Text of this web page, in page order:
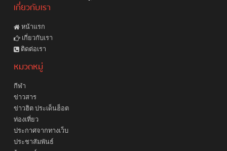
เกี่ยวกับเรา
หน้าแรก
เกี่ยวกับเรา
ติดต่อเรา
หมวดหมู่
กีฬา
ข่าวสาร
ข่าวฮิต ประเด็นฮ็อต
ท่องเที่ยว
ประกาศจากทางเว็บ
ประชาสัมพันธ์